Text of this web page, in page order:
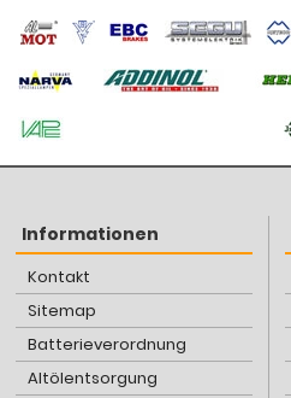
Informationen
Kontakt
Sitemap
Batterieverordnung
Altölentsorgung